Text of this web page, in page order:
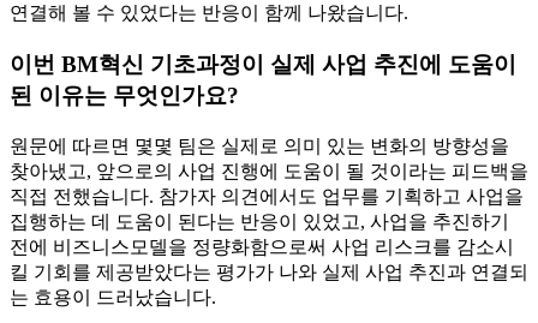
연결해 볼 수 있었다는 반응이 함께 나왔습니다.
이번 BM혁신 기초과정이 실제 사업 추진에 도움이
된 이유는 무엇인가요?
원문에 따르면 몇몇 팀은 실제로 의미 있는 변화의 방향성을
찾아냈고, 앞으로의 사업 진행에 도움이 될 것이라는 피드백을
직접 전했습니다. 참가자 의견에서도 업무를 기획하고 사업을
집행하는 데 도움이 된다는 반응이 있었고, 사업을 추진하기
전에 비즈니스모델을 정량화함으로써 사업 리스크를 감소시
킬 기회를 제공받았다는 평가가 나와 실제 사업 추진과 연결되
는 효용이 드러났습니다.